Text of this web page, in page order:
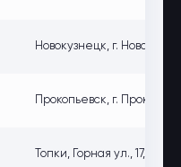
Новокузнецк, г.
Прокопьевск, г.
Топки, Горная ул., 17,